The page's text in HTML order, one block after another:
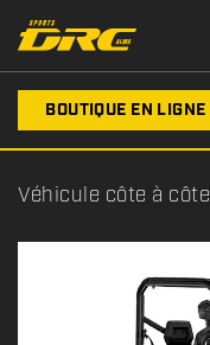
BOUTIQUE EN LIGNE
Véhicule côte à côte